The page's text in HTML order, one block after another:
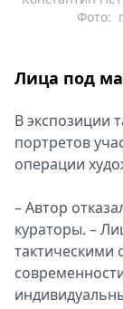
Фото:
Лица под
В экспозиции
портретов
операции
– Автор
кураторы. –
тактическими